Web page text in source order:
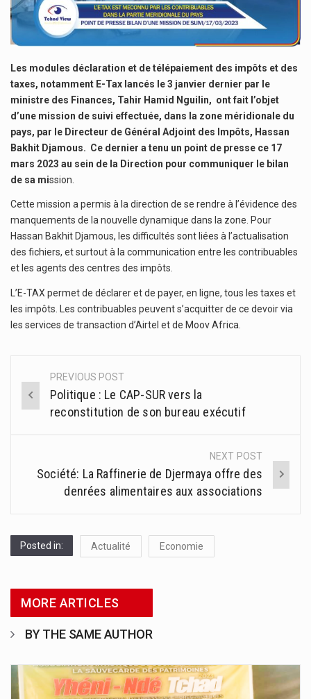
Les modules déclaration et de télépaiement des impôts et des
taxes, notamment E-Tax lancés le 3 janvier dernier par le
ministre des Finances, Tahir Hamid Nguilin, ont fait l’objet
d’une mission de suivi effectuée, dans la zone méridionale du
pays, par le Directeur de Général Adjoint des Impôts, Hassan
Bakhit Djamous. Ce dernier a tenu un point de presse ce 17
mars 2023 au sein de la Direction pour communiquer le bilan
de sa mission.
Cette mission a permis à la direction de se rendre à l’évidence des
manquements de la nouvelle dynamique dans la zone. Pour
Hassan Bakhit Djamous, les difficultés sont liées à l’actualisation
des fichiers, et surtout à la communication entre les contribuables
et les agents des centres des impôts.
L’E-TAX permet de déclarer et de payer, en ligne, tous les taxes et
les impôts. Les contribuables peuvent s’acquitter de ce devoir via
les services de transaction d’Airtel et de Moov Africa.
Post
navigation
PREVIOUS POST
Politique : Le CAP-SUR vers la
reconstitution de son bureau exécutif
NEXT POST
Société: La Raffinerie de Djermaya offre des
denrées alimentaires aux associations
Posted in: Actualité Economie
MORE ARTICLES
BY THE SAME AUTHOR